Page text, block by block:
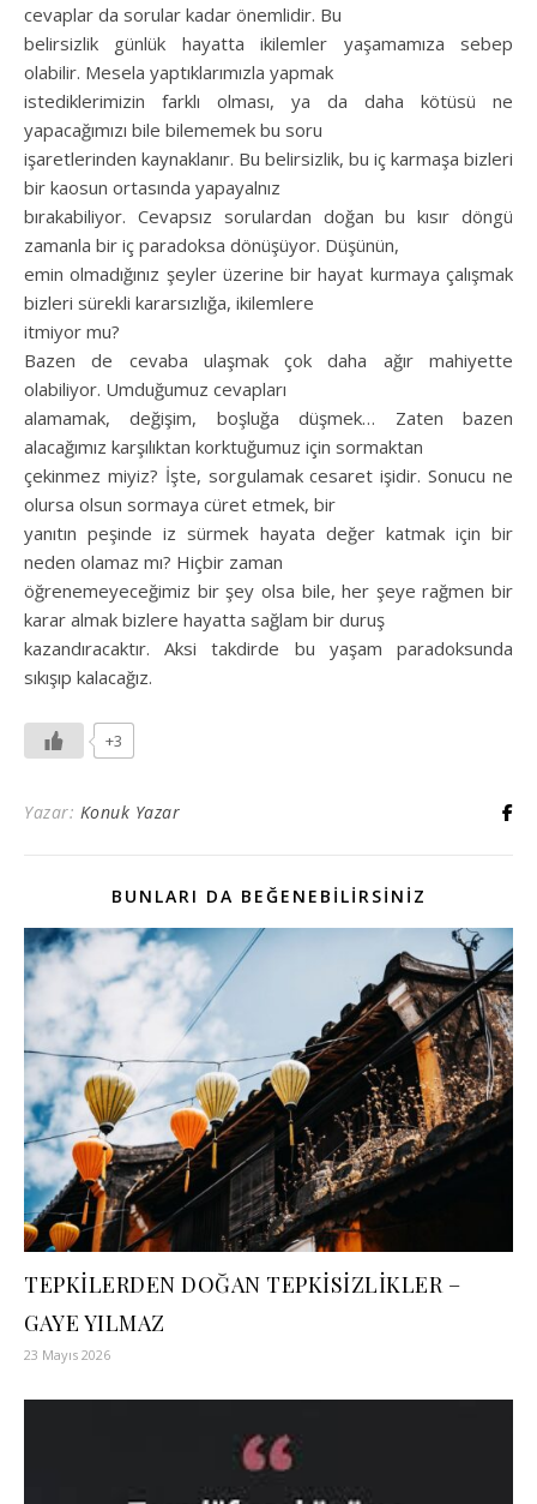
cevaplar da sorular kadar önemlidir. Bu
belirsizlik günlük hayatta ikilemler yaşamamıza sebep
olabilir. Mesela yaptıklarımızla yapmak
istediklerimizin farklı olması, ya da daha kötüsü ne
yapacağımızı bile bilememek bu soru
işaretlerinden kaynaklanır. Bu belirsizlik, bu iç karmaşa bizleri
bir kaosun ortasında yapayalnız
bırakabiliyor. Cevapsız sorulardan doğan bu kısır döngü
zamanla bir iç paradoksa dönüşüyor. Düşünün,
emin olmadığınız şeyler üzerine bir hayat kurmaya çalışmak
bizleri sürekli kararsızlığa, ikilemlere
itmiyor mu?
Bazen de cevaba ulaşmak çok daha ağır mahiyette
olabiliyor. Umduğumuz cevapları
alamamak, değişim, boşluğa düşmek… Zaten bazen
alacağımız karşılıktan korktuğumuz için sormaktan
çekinmez miyiz? İşte, sorgulamak cesaret işidir. Sonucu ne
olursa olsun sormaya cüret etmek, bir
yanıtın peşinde iz sürmek hayata değer katmak için bir
neden olamaz mı? Hiçbir zaman
öğrenemeyeceğimiz bir şey olsa bile, her şeye rağmen bir
karar almak bizlere hayatta sağlam bir duruş
kazandıracaktır. Aksi takdirde bu yaşam paradoksunda
sıkışıp kalacağız.
+3
Yazar: Konuk Yazar
BUNLARI DA BEĞENEBILIRSINIZ
TEPKİLERDEN DOĞAN TEPKİSİZLİKLER –
GAYE YILMAZ
23 Mayıs 2026